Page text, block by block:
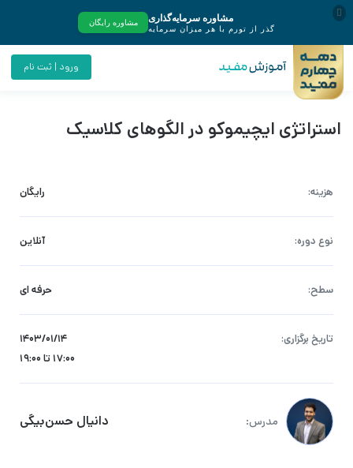
ورود | ثبت نام
استراتژی ایچیموکو در الگوهای کلاسیک
هزینه: رایگان
نوع دوره: آنلاین
سطح: حرفه ای
تاریخ برگزاری:
۱۴۰۳/۰۱/۱۴
17:00 تا 19:00
مدرس: دانیال حسن‌بیگی